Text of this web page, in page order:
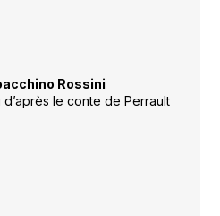
Rossini
le conte de Perrault